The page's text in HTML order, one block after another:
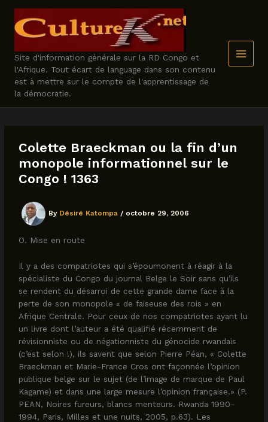
content
Site d'information générale sur la RD Congo et
l'Afrique. Tout écart de language dans son contenu
est à mettre sur le compte de l'apprentissage de
la démocratie.
Colette Braeckman ou la fin d’un
monopole informationnel sur le
Congo ! 1363
By Désiré Katompa / octobre 29, 2006
O. Mise en route
Il y a des compatriotes qui s’époumonent à réagir à la
spécialiste du Congo du journal Belge le Soir sans qu’ils
se rendent du désarroi de cette grande dame face à la
perte de son monopole « de faiseuse des rois » en
Afrique Centrale. Pour ceux de nos compatriotes ayant lu
un livre dont l’auteur a été qualifié récemment de
révisionniste ou de négationniste du génocide rwandais
(c’est selon !), ils savent que selon Pierre Péan, « Colette
Braeckman et Marie-France Cros ont façonnée l’opinion
publique belge sur le sujet (de l’image de marque de Paul
Kagame) et dans une large mesure l’opinion française.» (P.
PEAN, Noires fureurs, blancs menteurs. Rwanda 1990-
1994, Paris, Milles et une nuits, 2005, p.63). Les